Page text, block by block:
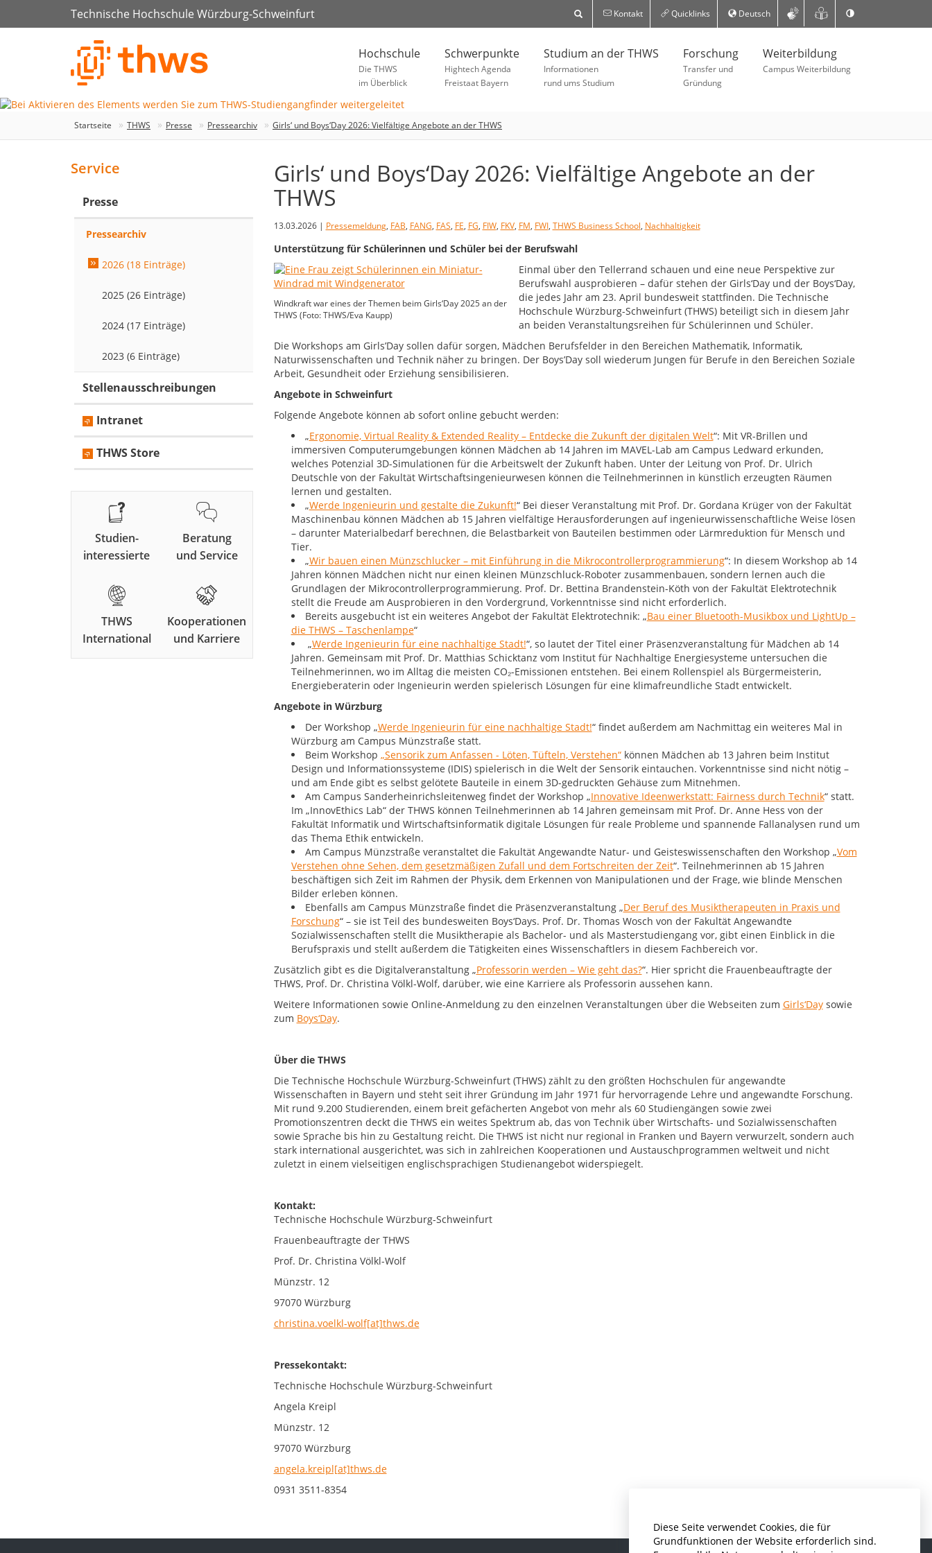
Diese Seite verwendet Cookies, die für
Grundfunktionen der Website erforderlich sind.
Technische Hochschule Würzburg-Schweinfurt Kontakt Quicklinks Deutsch
Hochschule
Die THWS
im Überblick
Schwerpunkte
Hightech Agenda
Freistaat Bayern
Studium an der THWS
Informationen
rund ums Studium
Forschung
Transfer und
Gründung
Weiterbildung
Campus Weiterbildung
Startseite THWS Presse Pressearchiv Girls‘ und Boys‘Day 2026: Vielfältige Angebote an der THWS
Girls‘ und Boys‘Day 2026: Vielfältige Angebote an der
THWS
13.03.2026 | Pressemeldung, FAB, FANG, FAS, FE, FG, FIW, FKV, FM, FWI, THWS Business School, Nachhaltigkeit
Unterstützung für Schülerinnen und Schüler bei der Berufswahl
Windkraft war eines der Themen beim Girls‘Day 2025 an der
THWS (Foto: THWS/Eva Kaupp)
Einmal über den Tellerrand schauen und eine neue Perspektive zur
Berufswahl ausprobieren – dafür stehen der Girls‘Day und der Boys‘Day,
die jedes Jahr am 23. April bundesweit stattfinden. Die Technische
Hochschule Würzburg-Schweinfurt (THWS) beteiligt sich in diesem Jahr
an beiden Veranstaltungsreihen für Schülerinnen und Schüler.
Die Workshops am Girls’Day sollen dafür sorgen, Mädchen Berufsfelder in den Bereichen Mathematik, Informatik,
Naturwissenschaften und Technik näher zu bringen. Der Boys’Day soll wiederum Jungen für Berufe in den Bereichen Soziale
Arbeit, Gesundheit oder Erziehung sensibilisieren.
Angebote in Schweinfurt
Folgende Angebote können ab sofort online gebucht werden:
„Ergonomie, Virtual Reality & Extended Reality – Entdecke die Zukunft der digitalen Welt“: Mit VR-Brillen und
immersiven Computerumgebungen können Mädchen ab 14 Jahren im MAVEL-Lab am Campus Ledward erkunden,
welches Potenzial 3D-Simulationen für die Arbeitswelt der Zukunft haben. Unter der Leitung von Prof. Dr. Ulrich
Deutschle von der Fakultät Wirtschaftsingenieurwesen können die Teilnehmerinnen in künstlich erzeugten Räumen
lernen und gestalten.
„Werde Ingenieurin und gestalte die Zukunft!“ Bei dieser Veranstaltung mit Prof. Dr. Gordana Krüger von der Fakultät
Maschinenbau können Mädchen ab 15 Jahren vielfältige Herausforderungen auf ingenieurwissenschaftliche Weise lösen
– darunter Materialbedarf berechnen, die Belastbarkeit von Bauteilen bestimmen oder Lärmreduktion für Mensch und
Tier.
„Wir bauen einen Münzschlucker – mit Einführung in die Mikrocontrollerprogrammierung“: In diesem Workshop ab 14
Jahren können Mädchen nicht nur einen kleinen Münzschluck-Roboter zusammenbauen, sondern lernen auch die
Grundlagen der Mikrocontrollerprogrammierung. Prof. Dr. Bettina Brandenstein-Köth von der Fakultät Elektrotechnik
stellt die Freude am Ausprobieren in den Vordergrund, Vorkenntnisse sind nicht erforderlich.
Bereits ausgebucht ist ein weiteres Angebot der Fakultät Elektrotechnik: „Bau einer Bluetooth-Musikbox und LightUp –
die THWS – Taschenlampe“
„Werde Ingenieurin für eine nachhaltige Stadt!“, so lautet der Titel einer Präsenzveranstaltung für Mädchen ab 14
Jahren. Gemeinsam mit Prof. Dr. Matthias Schicktanz vom Institut für Nachhaltige Energiesysteme untersuchen die
Teilnehmerinnen, wo im Alltag die meisten CO₂-Emissionen entstehen. Bei einem Rollenspiel als Bürgermeisterin,
Energieberaterin oder Ingenieurin werden spielerisch Lösungen für eine klimafreundliche Stadt entwickelt.
Angebote in Würzburg
Der Workshop „Werde Ingenieurin für eine nachhaltige Stadt!“ findet außerdem am Nachmittag ein weiteres Mal in
Würzburg am Campus Münzstraße statt.
Beim Workshop „Sensorik zum Anfassen - Löten, Tüfteln, Verstehen“können Mädchen ab 13 Jahren beim Institut
Design und Informationssysteme (IDIS) spielerisch in die Welt der Sensorik eintauchen. Vorkenntnisse sind nicht nötig –
und am Ende gibt es selbst gelötete Bauteile in einem 3D-gedruckten Gehäuse zum Mitnehmen.
Am Campus Sanderheinrichsleitenweg findet der Workshop „Innovative Ideenwerkstatt: Fairness durch Technik“ statt.
Im „InnovEthics Lab“ der THWS können Teilnehmerinnen ab 14 Jahren gemeinsam mit Prof. Dr. Anne Hess von der
Fakultät Informatik und Wirtschaftsinformatik digitale Lösungen für reale Probleme und spannende Fallanalysen rund um
das Thema Ethik entwickeln.
Am Campus Münzstraße veranstaltet die Fakultät Angewandte Natur- und Geisteswissenschaften den Workshop „Vom
Verstehen ohne Sehen, dem gesetzmäßigen Zufall und dem Fortschreiten der Zeit“. Teilnehmerinnen ab 15 Jahren
beschäftigen sich Zeit im Rahmen der Physik, dem Erkennen von Manipulationen und der Frage, wie blinde Menschen
Bilder erleben können.
Ebenfalls am Campus Münzstraße findet die Präsenzveranstaltung „Der Beruf des Musiktherapeuten in Praxis und
Forschung“ – sie ist Teil des bundesweiten Boys‘Days. Prof. Dr. Thomas Wosch von der Fakultät Angewandte
Sozialwissenschaften stellt die Musiktherapie als Bachelor- und als Masterstudiengang vor, gibt einen Einblick in die
Berufspraxis und stellt außerdem die Tätigkeiten eines Wissenschaftlers in diesem Fachbereich vor.
Zusätzlich gibt es die Digitalveranstaltung „Professorin werden – Wie geht das?“. Hier spricht die Frauenbeauftragte der
THWS, Prof. Dr. Christina Völkl-Wolf, darüber, wie eine Karriere als Professorin aussehen kann.
Weitere Informationen sowie Online-Anmeldung zu den einzelnen Veranstaltungen über die Webseiten zum Girls‘Daysowie
zum Boys‘Day.
Über die THWS
Die Technische Hochschule Würzburg-Schweinfurt (THWS) zählt zu den größten Hochschulen für angewandte
Wissenschaften in Bayern und steht seit ihrer Gründung im Jahr 1971 für hervorragende Lehre und angewandte Forschung.
Mit rund 9.200 Studierenden, einem breit gefächerten Angebot von mehr als 60 Studiengängen sowie zwei
Promotionszentren deckt die THWS ein weites Spektrum ab, das von Technik über Wirtschafts- und Sozialwissenschaften
sowie Sprache bis hin zu Gestaltung reicht. Die THWS ist nicht nur regional in Franken und Bayern verwurzelt, sondern auch
stark international ausgerichtet, was sich in zahlreichen Kooperationen und Austauschprogrammen weltweit und nicht
zuletzt in einem vielseitigen englischsprachigen Studienangebot widerspiegelt.
Kontakt:
Technische Hochschule Würzburg-Schweinfurt
Frauenbeauftragte der THWS
Prof. Dr. Christina Völkl-Wolf
Münzstr. 12
97070 Würzburg
christina.voelkl-wolf[at]thws.de
Pressekontakt:
Technische Hochschule Würzburg-Schweinfurt
Angela Kreipl
Münzstr. 12
97070 Würzburg
angela.kreipl[at]thws.de
0931 3511-8354
Service
Presse
Pressearchiv
2026 (18 Einträge)
2025 (26 Einträge)
2024 (17 Einträge)
2023 (6 Einträge)
Stellenausschreibungen
Intranet
THWS Store
Studien-
interessierte
Beratung
und Service
THWS
International
Kooperationen
und Karriere